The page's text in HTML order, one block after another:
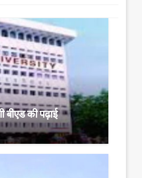
की पढ़ाई